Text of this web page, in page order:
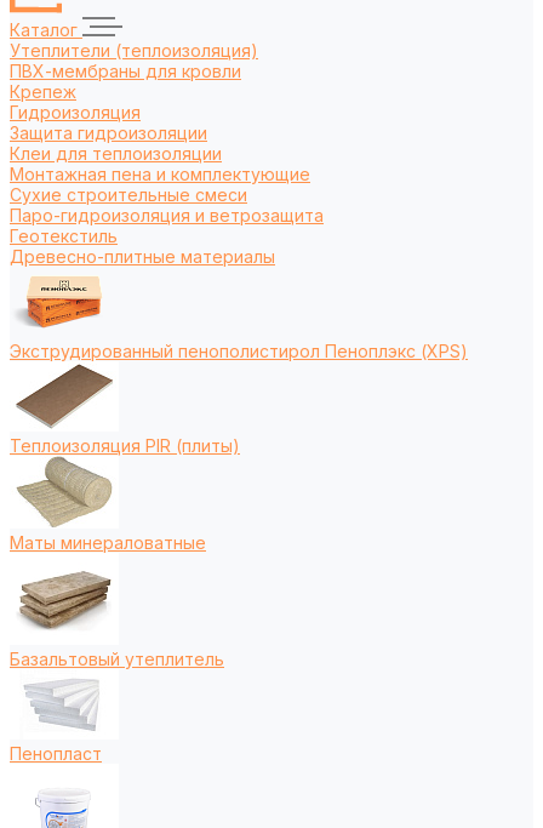
Каталог
Утеплители (теплоизоляция)
ПВХ-мембраны для кровли
Крепеж
Гидроизоляция
Защита гидроизоляции
Клеи для теплоизоляции
Монтажная пена и комплектующие
Сухие строительные смеси
Паро-гидроизоляция и ветрозащита
Геотекстиль
Древесно-плитные материалы
Экструдированный пенополистирол Пеноплэкс (XPS)
Теплоизоляция PIR (плиты)
Маты минераловатные
Базальтовый утеплитель
Пенопласт